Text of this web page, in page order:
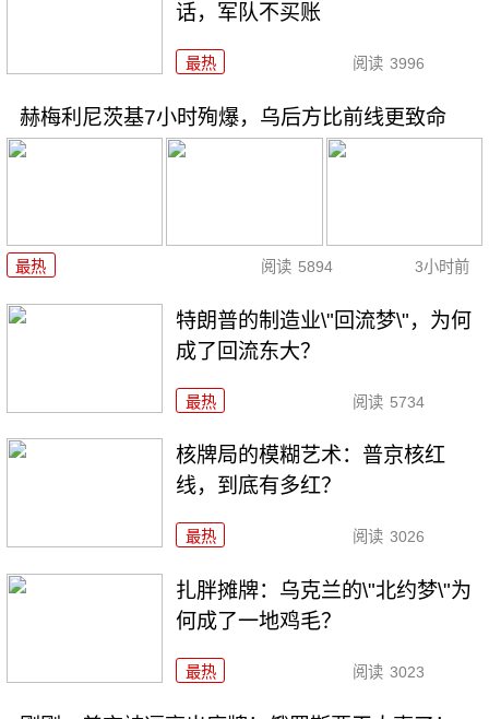
话，军队不买账
最热 阅读 3996
赫梅利尼茨基7小时殉爆，乌后方比前线更致命
最热 阅读 5894 3小时前
特朗普的制造业\"回流梦\"，为何
成了回流东大？
最热 阅读 5734
核牌局的模糊艺术：普京核红
线，到底有多红？
最热 阅读 3026
扎胖摊牌：乌克兰的\"北约梦\"为
何成了一地鸡毛？
最热 阅读 3023